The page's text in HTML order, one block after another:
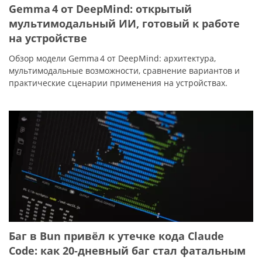
Gemma 4 от DeepMind: открытый
мультимодальный ИИ, готовый к работе
на устройстве
Обзор модели Gemma 4 от DeepMind: архитектура,
мультимодальные возможности, сравнение вариантов и
практические сценарии применения на устройствах.
Баг в Bun привёл к утечке кода Claude
Code: как 20‑дневный баг стал фатальным